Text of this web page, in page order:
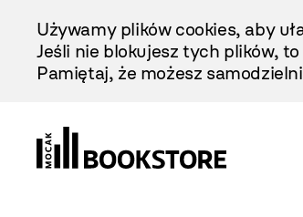
Treści
Używamy plików cookies, aby
Jeśli nie blokujesz tych plików,
Pamiętaj, że możesz